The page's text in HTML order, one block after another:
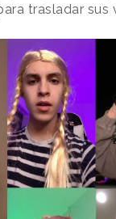
trasladar